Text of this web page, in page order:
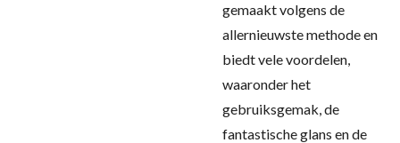
gemaakt volgens de
allernieuwste methode en
biedt vele voordelen,
waaronder het
gebruiksgemak, de
fantastische glans en de